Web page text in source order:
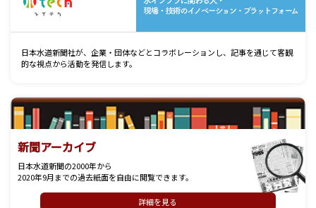
日本水道新聞社が、企業・団体などとコラボレーションし、記事を通じて客観
的な視点から活動を発信します。
新聞アーカイブ
日本水道新聞の2000年から
2020年9月までの過去紙面を自由に閲覧できます。
詳細を見る